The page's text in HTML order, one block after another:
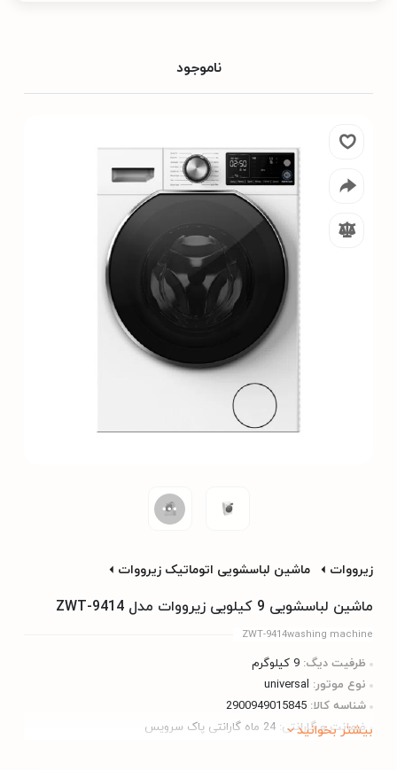
ناموجود
زیرووات ماشین لباسشویی اتوماتیک زیرووات
ماشین لباسشویی 9 کیلویی زیرووات مدل ZWT-9414
ZWT-9414washing machine
ظرفیت دیگ: 9 کیلوگرم
نوع موتور: universal
شناسه کالا: 2900949015845
ضمانت و گارانتی: 24 ماه گارانتی پاک سرویس بیشتر بخوانید